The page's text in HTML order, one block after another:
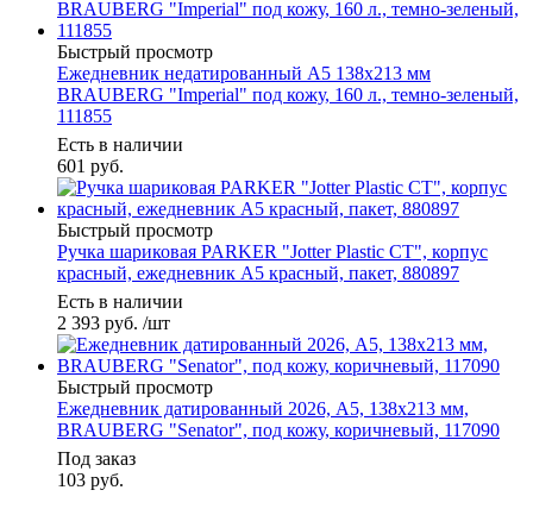
Быстрый просмотр
Ежедневник недатированный А5 138х213 мм
BRAUBERG "Imperial" под кожу, 160 л., темно-зеленый,
111855
Есть в наличии
601 руб.
Быстрый просмотр
Ручка шариковая PARKER "Jotter Plastic CT", корпус
красный, ежедневник А5 красный, пакет, 880897
Есть в наличии
2 393 руб. /шт
Быстрый просмотр
Ежедневник датированный 2026, А5, 138x213 мм,
BRAUBERG "Senator", под кожу, коричневый, 117090
Под заказ
103 руб.